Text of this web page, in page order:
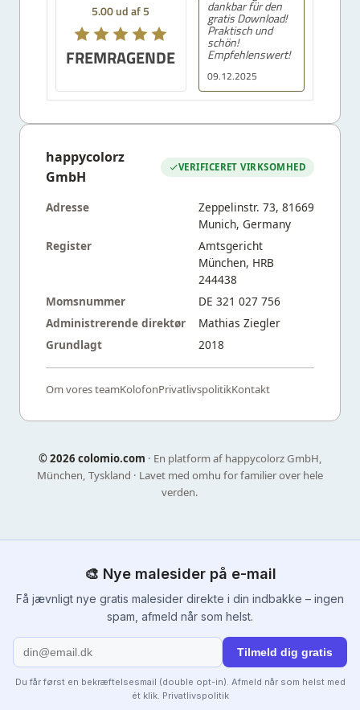
5.00 ud af 5
FREMRAGENDE
09.12.2025
dankbar für den
gratis Download!
Praktisch und
schön!
Empfehlenswert!
happycolorz
GmbH
VERIFICERET VIRKSOMHED
Adresse
Zeppelinstr. 73, 81669
Munich, Germany
Register
Amtsgericht
München, HRB
244438
Momsnummer
DE 321 027 756
Administrerende direktør
Mathias Ziegler
Grundlagt
2018
Om vores teamKolofonPrivatlivspolitikKontakt
©2026 colomio.com · En platform af happycolorz GmbH,
München, Tyskland · Lavet med omhu for familier over hele
verden.
🎨 Nye malesider på e-mail
Få jævnligt nye gratis malesider direkte i din indbakke – ingen
spam, afmeld når som helst.
Tilmeld dig gratis
Du får først en bekræftelsesmail (double opt-in). Afmeld når som helst med
ét klik. Privatlivspolitik